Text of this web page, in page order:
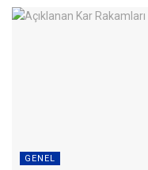
GENEL